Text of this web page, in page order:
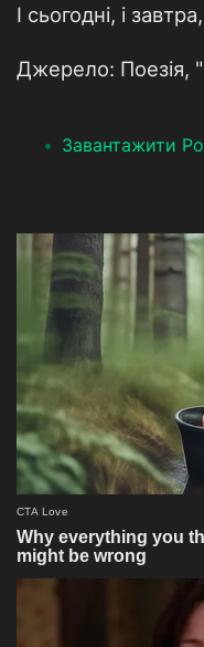
І сьогодні, і
Джерело: Поезія,
Завантажити